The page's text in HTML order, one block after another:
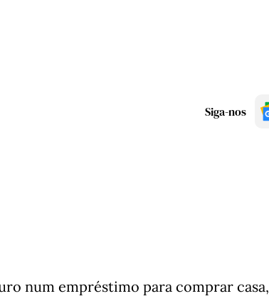
Siga-nos
num empréstimo para comprar casa,